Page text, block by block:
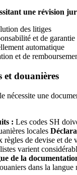
une révision
des litiges
et de garantie
automatique
et de
et douanières
nécessite une
: Les codes SH
locales
de devise et de
varient
de la
dans la langue